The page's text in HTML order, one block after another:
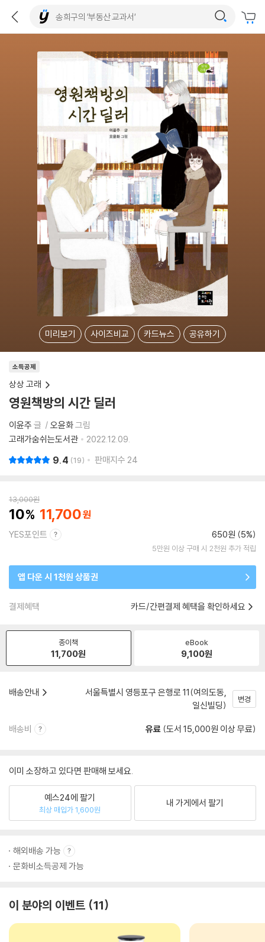
미리보기 사이즈비교 카드뉴스 공유하기
소득공제
상상 고래
영원책방의 시간 딜러
이윤주 글 오윤화그림
고래가숨쉬는도서관
2022.12.09.
9.4 19 판매지수 24
13,000원
10 11,700
YES포인트 650원 (5%)
5만원 이상 구매 시 2천원 추가 적립
앱 다운 시 1천원 상품권
결제혜택 카드/간편결제 혜택을 확인하세요
종이책
11,700원
eBook
9,100원
배송안내
서울특별시 영등포구 은행로 11(여의도동,
일신빌딩)
변경
배송비 유료 (도서 15,000원 이상 무료)
이미 소장하고 있다면 판매해 보세요.
예스24에 팔기
최상 매입가 1,600원
내 가게에서 팔기
해외배송 가능
문화비소득공제 가능
이 분야의 이벤트 11